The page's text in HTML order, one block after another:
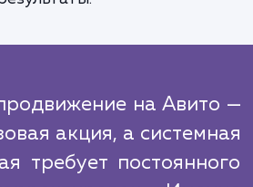
и алгоритмы,
для того чтобы
количество